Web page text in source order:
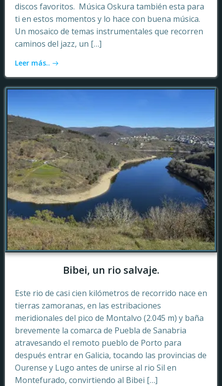
discos favoritos. Música Oskura también esta para
ti en estos momentos y lo hace con buena música.
Un mosaico de temas instrumentales que recorren
caminos del jazz, un […]
Leer más..
Bibei, un rio salvaje.
Este rio de casi cien kilómetros de recorrido nace en
tierras zamoranas, en las estribaciones
meridionales del pico de Montalvo (2.045 m) y baña
brevemente la comarca de Puebla de Sanabria
atravesando el remoto pueblo de Porto para
después entrar en Galicia, tocando las provincias de
Ourense y Lugo antes de unirse al rio Sil en
Montefurado, convirtiendo al Bibei […]